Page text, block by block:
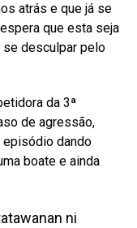
atrás e que já se
que esta seja
se desculpar pelo
da 3ª
de agressão,
episódio dando
boate e ainda
ni